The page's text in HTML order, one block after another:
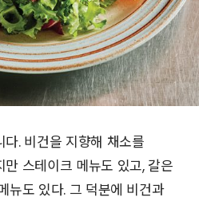
. 비건을 지향해 채소를
스테이크 메뉴도 있고, 갈은
뉴도 있다. 그 덕분에 비건과